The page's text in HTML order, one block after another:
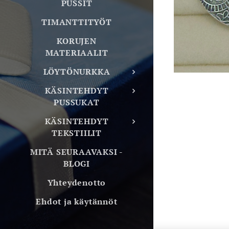
PUSSIT
TIMANTTITYÖT
KORUJEN
MATERIAALIT
LÖYTÖNURKKA
KÄSINTEHDYT
PUSSUKAT
KÄSINTEHDYT
TEKSTIILIT
MITÄ SEURAAVAKSI -
BLOGI
Yhteydenotto
Ehdot ja käytännöt